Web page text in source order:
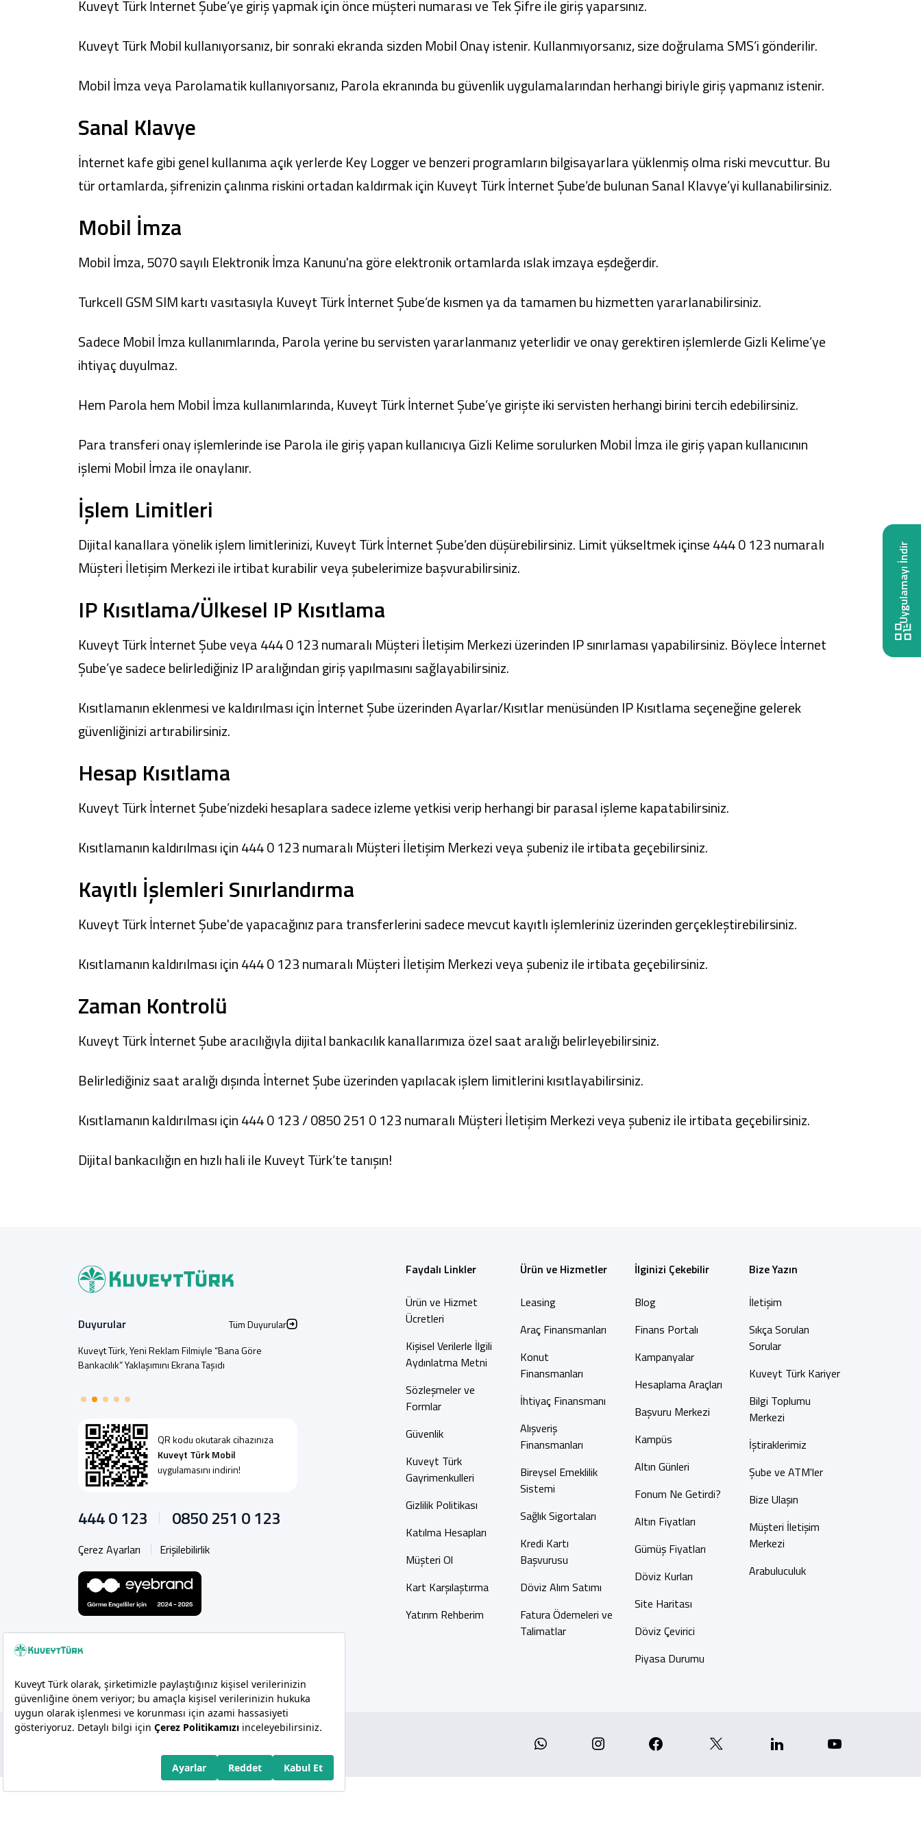
Kuveyt Türk İnternet Şube’ye giriş yapmak için önce müşteri numarası ve Tek Şifre ile giriş yaparsınız.
Kuveyt Türk Mobilkullanıyorsanız, bir sonraki ekranda sizden Mobil Onay istenir. Kullanmıyorsanız, size doğrulama SMS’i gönderilir.
Mobil İmza veya Parolamatik kullanıyorsanız, Parola ekranında bu güvenlik uygulamalarından herhangi biriyle giriş yapmanız istenir.
Sanal Klavye
İnternet kafe gibi genel kullanıma açık yerlerde Key Logger ve benzeri programların bilgisayarlara yüklenmiş olma riski mevcuttur. Bu
tür ortamlarda, şifrenizin çalınma riskini ortadan kaldırmak için Kuveyt Türk İnternet Şube’de bulunan Sanal Klavye’yi kullanabilirsiniz.
Mobil İmza
Mobil İmza, 5070 sayılı Elektronik İmza Kanunu'na göre elektronik ortamlarda ıslak imzaya eşdeğerdir.
Turkcell GSM SIM kartı vasıtasıyla Kuveyt Türk İnternet Şube’de kısmen ya da tamamen bu hizmetten yararlanabilirsiniz.
Sadece Mobil İmza kullanımlarında, Parola yerine bu servisten yararlanmanız yeterlidir ve onay gerektiren işlemlerde Gizli Kelime’ye
ihtiyaç duyulmaz.
Hem Parola hem Mobil İmza kullanımlarında, Kuveyt Türk İnternet Şube’ye girişte iki servisten herhangi birini tercih edebilirsiniz.
Para transferi onay işlemlerinde ise Parola ile giriş yapan kullanıcıya Gizli Kelime sorulurken Mobil İmza ile giriş yapan kullanıcının
işlemi Mobil İmza ile onaylanır.
İşlem Limitleri
Dijital kanallara yönelik işlem limitlerinizi, Kuveyt Türk İnternet Şube’den düşürebilirsiniz. Limit yükseltmek içinse 444 0 123 numaralı
Müşteri İletişim Merkezi ile irtibat kurabilir veya şubelerimize başvurabilirsiniz.
IP Kısıtlama/Ülkesel IP Kısıtlama
Kuveyt Türk İnternet Şubeveya 444 0 123 numaralı Müşteri İletişim Merkezi üzerinden IP sınırlaması yapabilirsiniz. Böylece İnternet
Şube’ye sadece belirlediğiniz IP aralığından giriş yapılmasını sağlayabilirsiniz.
Kısıtlamanın eklenmesi ve kaldırılması içinİnternet Şubeüzerinden Ayarlar/Kısıtlar menüsünden IP Kısıtlama seçeneğine gelerek
güvenliğinizi artırabilirsiniz.
Hesap Kısıtlama
Kuveyt Türk İnternet Şube’nizdeki hesaplara sadece izleme yetkisi verip herhangi bir parasal işleme kapatabilirsiniz.
Kısıtlamanın kaldırılması için 444 0 123 numaralı Müşteri İletişim Merkezi veya şubeniz ile irtibata geçebilirsiniz.
Kayıtlı İşlemleri Sınırlandırma
Kuveyt Türk İnternet Şube'de yapacağınız para transferlerini sadece mevcut kayıtlı işlemleriniz üzerinden gerçekleştirebilirsiniz.
Kısıtlamanın kaldırılması için 444 0 123 numaralı Müşteri İletişim Merkezi veya şubeniz ile irtibata geçebilirsiniz.
Zaman Kontrolü
Kuveyt Türk İnternet Şubearacılığıyla dijital bankacılık kanallarımıza özel saat aralığı belirleyebilirsiniz.
Belirlediğiniz saat aralığı dışında İnternet Şube üzerinden yapılacak işlem limitlerini kısıtlayabilirsiniz.
Kısıtlamanın kaldırılması için 444 0 123 / 0850 251 0 123 numaralı Müşteri İletişim Merkezi veya şubeniz ile irtibata geçebilirsiniz.
Dijital bankacılığın en hızlı hali ile Kuveyt Türk’te tanışın!
Faydalı Linkler
Ürün ve Hizmet
Ücretleri
Kişisel Verilerle İlgili
Aydınlatma Metni
Sözleşmeler ve
Formlar
Güvenlik
Kuveyt Türk
Gayrimenkulleri
Gizlilik Politikası
Katılma Hesapları
Müşteri Ol
Kart Karşılaştırma
Yatırım Rehberim
Ürün ve Hizmetler
Leasing
Araç Finansmanları
Konut
Finansmanları
İhtiyaç Finansmanı
Alışveriş
Finansmanları
Bireysel Emeklilik
Sistemi
Sağlık Sigortaları
Kredi Kartı
Başvurusu
Döviz Alım Satımı
Fatura Ödemeleri ve
Talimatlar
İlginizi Çekebilir
Blog
Finans Portalı
Kampanyalar
Hesaplama Araçları
Başvuru Merkezi
Kampüs
Altın Günleri
Fonum Ne Getirdi?
Altın Fiyatları
Gümüş Fiyatları
Döviz Kurları
Site Haritası
Döviz Çevirici
Piyasa Durumu
Bize Yazın
İletişim
Sıkça Sorulan
Sorular
Kuveyt Türk Kariyer
Bilgi Toplumu
Merkezi
İştiraklerimiz
Şube ve ATM'ler
Bize Ulaşın
Müşteri İletişim
Merkezi
Arabuluculuk
QR kodu okutarak cihazınıza
Kuveyt Türk Mobil
uygulamasını indirin!
Duyurular
Tüm Duyurular
Kuveyt Türk, Yeni Reklam Filmiyle “Bana Göre
Bankacılık” Yaklaşımını Ekrana Taşıdı
444 0 123 0850 251 0 123
Çerez Ayarları Erişilebilirlik
Whatsapp Instagram Facebook Linkedin
Uygulamayı İndir